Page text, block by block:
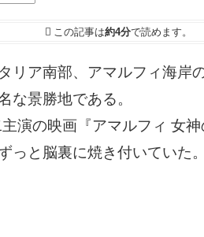
この記事は約4分で読めます。
リア南部、アマルフィ海岸
な景勝地である。
演の映画『アマルフィ 女
っと脳裏に焼き付いていた。